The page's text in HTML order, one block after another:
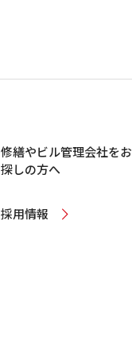
修繕やビル管理会社をお
探しの方へ
採用情報